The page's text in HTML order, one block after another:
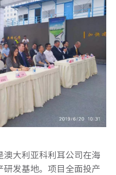
大利亚科利耳公司在海
发基地。项目全面投产